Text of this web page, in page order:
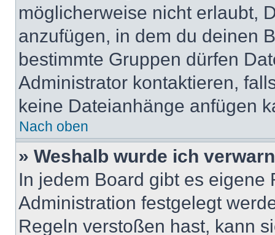
möglicherweise nicht erlaubt,
anzufügen, in dem du deinen
bestimmte Gruppen dürfen
Administrator kontaktieren,
keine Dateianhänge anfügen
Nach oben
» Weshalb wurde ich
In jedem Board gibt es
Administration festgelegt
Regeln verstoßen hast, kann